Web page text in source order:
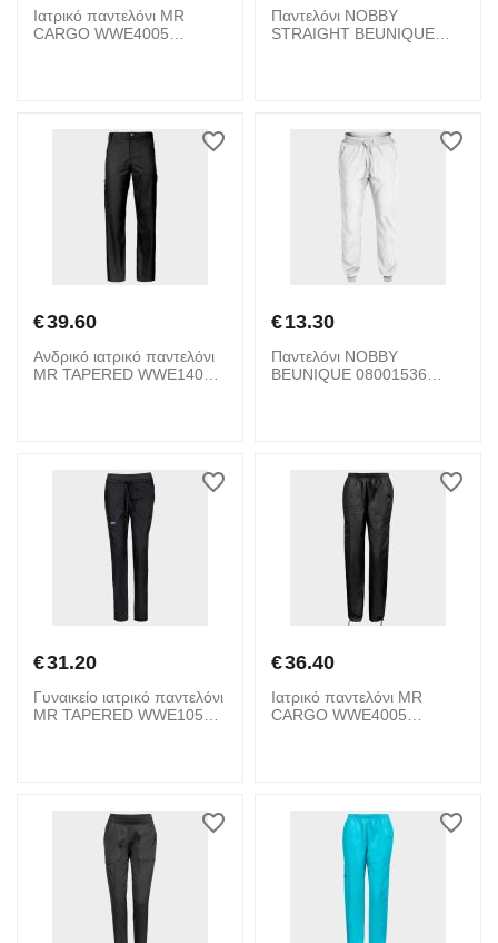
Ιατρικό παντελόνι MR
CARGO WWE4005
Παντελόνι NOBBY
STRAIGHT BEUNIQUE
€39.60
Ανδρικό ιατρικό παντελόνι
MR TAPERED WWE140
€13.30
Παντελόνι NOBBY
BEUNIQUE 08001536
€31.20
Γυναικείο ιατρικό παντελόνι
MR TAPERED WWE105
€36.40
Ιατρικό παντελόνι MR
CARGO WWE4005